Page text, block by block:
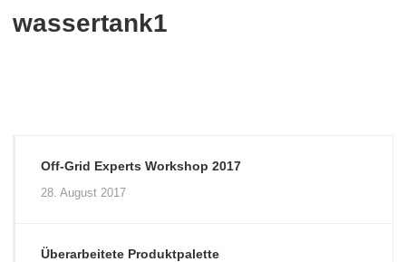
wassertank1
Off-Grid Experts Workshop 2017
28. August 2017
Überarbeitete Produktpalette